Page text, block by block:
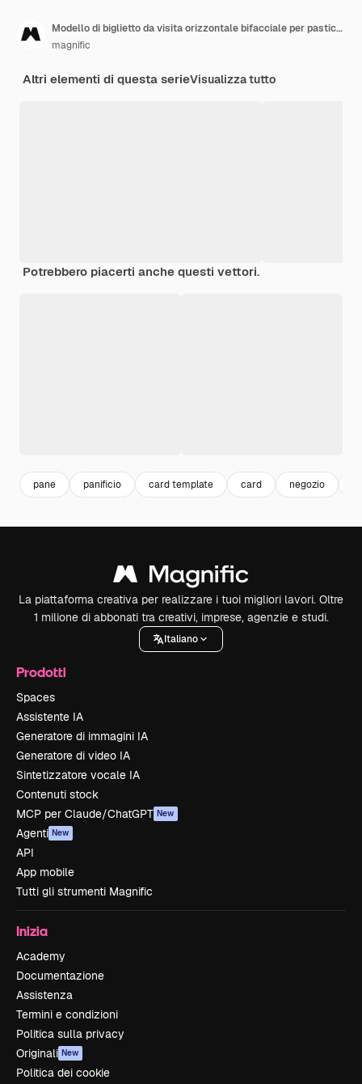
Modello di biglietto da visita orizzontale bifacciale per pasticceria
magnific
Altri elementi di questa serieVisualizza tutto
Potrebbero piacerti anche questi vettori.
pane panificio card template card negozio
La piattaforma creativa per realizzare i tuoi migliori lavori. Oltre
1 milione di abbonati tra creativi, imprese, agenzie e studi.
Italiano
Prodotti
Spaces
Assistente IA
Generatore di immagini IA
Generatore di video IA
Sintetizzatore vocale IA
Contenuti stock
MCP per Claude/ChatGPT New
Agenti New
API
App mobile
Tutti gli strumenti Magnific
Inizia
Academy
Documentazione
Assistenza
Termini e condizioni
Politica sulla privacy
Originali New
Politica dei cookie